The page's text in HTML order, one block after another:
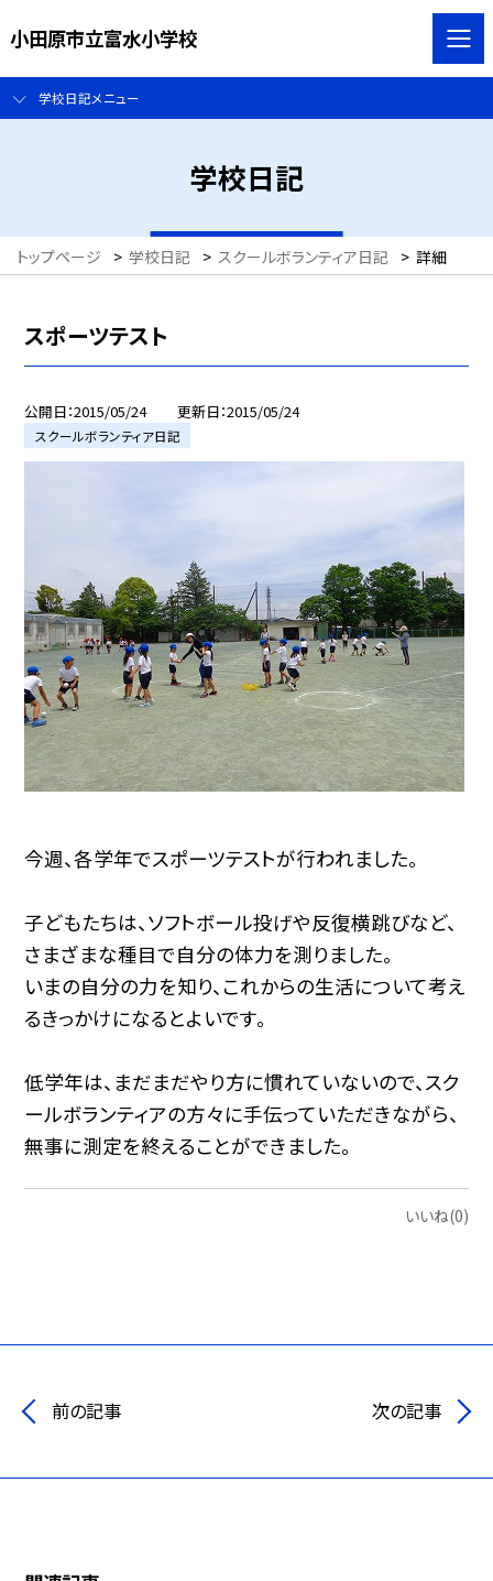
小田原市立富水小学校
学校日記メニュー
学校日記
トップページ > 学校日記 > スクールボランティア日記 > 詳細
スポーツテスト
公開日 2015/05/24 更新日 2015/05/24
スクールボランティア日記
今週、各学年でスポーツテストが行われました。
子どもたちは、ソフトボール投げや反復横跳びなど、
さまざまな種目で自分の体力を測りました。
いまの自分の力を知り、これからの生活について考え
るきっかけになるとよいです。
低学年は、まだまだやり方に慣れていないので、スク
ールボランティアの方々に手伝っていただきながら、
無事に測定を終えることができました。
いいね(0)
前の記事 次の記事